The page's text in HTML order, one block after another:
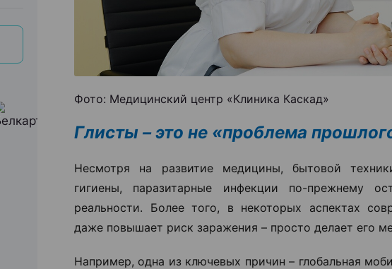
Фото: Медицинский центр «Клиника Каскад»
Глисты – это не «проблема
Несмотря на развитие медицины, бытовой
гигиены, паразитарные инфекции по-прежнему
реальности. Более того, в некоторых аспектах
даже повышает риск заражения – просто делает его
Например, одна из ключевых причин – глобальная